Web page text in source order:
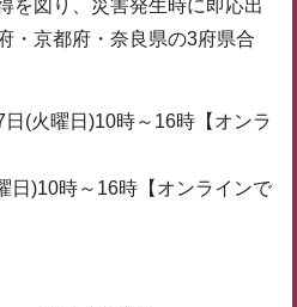
を図り、災害発生時に即応出
・京都府・奈良県の3府県合
(火曜日)10時～16時【オンラ
日)10時～16時【オンラインで